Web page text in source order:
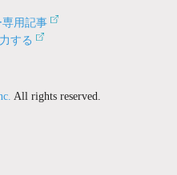
用記事
する
All rights reserved.